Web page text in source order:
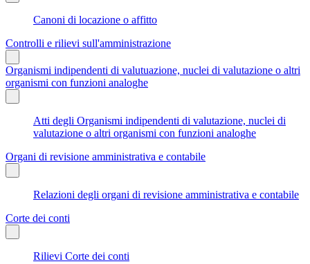
Canoni di locazione o affitto
Controlli e rilievi sull'amministrazione
Organismi indipendenti di valutuazione, nuclei di valutazione o altri
organismi con funzioni analoghe
Atti degli Organismi indipendenti di valutazione, nuclei di
valutazione o altri organismi con funzioni analoghe
Organi di revisione amministrativa e contabile
Relazioni degli organi di revisione amministrativa e contabile
Corte dei conti
Rilievi Corte dei conti